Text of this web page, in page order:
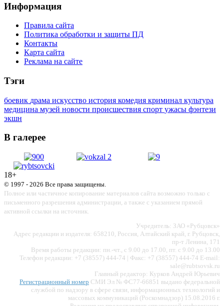
Информация
Правила сайта
Политика обработки и защиты ПД
Контакты
Карта сайта
Реклама на сайте
Тэги
боевик драма искусство история комедия криминал культура
медицина музей новости происшествия спорт ужасы фэнтези
экшн
В галерее
18+
© 1997 - 2026 Все права защищены.
Полное или частичное копирование материалов сайта возможно только с
письменного разрешения администрации, а также с указанием прямой
активной ссылки на источник.
Учредитель: ЗАО «Рубцовск»
Адрес редакции и издателя: 658210, Россия, Алтайский край, г. Рубцовск,
пр-т Ленина, 171
Время работы редакции: пн.-чт., с 9.00 до 17.00, пт. с 9.00 до 13.00
Телефон редакции: +7 (38557) 444-74 | Факс: +7 (38557) 444-74 E-mail:
sale@rubtsovsk.ru
Главный редактор: Курков Андрей Юрьевич
Регистрационный номер СМИ Эл № ФС77-66851 выдано федеральной
службой по надзору в сфере связи, информационных технологий и
массовых коммуникаций (Роскомнадзор) 15.08.2016 г.